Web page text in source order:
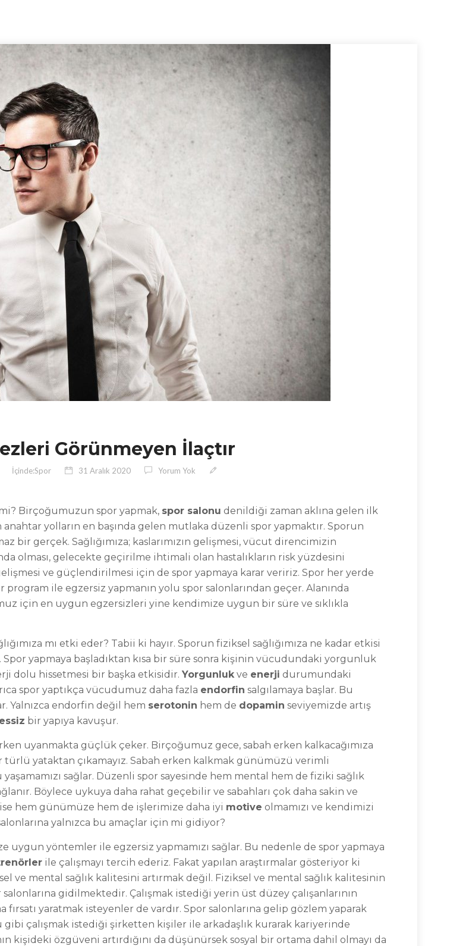
Görünmeyen İlaçtır
İçinde:Spor 31 Aralık 2020 Yorum Yok
mi? Birçoğumuzun spor yapmak, spor salonu denildiği zaman aklına gelen ilk
anahtar yolların en başında gelen mutlaka düzenli spor yapmaktır. Sporun
bir gerçek. Sağlığımıza; kaslarımızın gelişmesi, vücut direncimizin
olması, gelecekte geçirilme ihtimali olan hastalıkların risk yüzdesini
ve güçlendirilmesi için de spor yapmaya karar veririz. Spor her yerde
ile egzersiz yapmanın yolu spor salonlarından geçer. Alanında
için en uygun egzersizleri yine kendimize uygun bir süre ve sıklıkla
mı etki eder? Tabii ki hayır. Sporun fiziksel sağlığımıza ne kadar etkisi
Spor yapmaya başladıktan kısa bir süre sonra kişinin vücudundaki yorgunluk
dolu hissetmesi bir başka etkisidir. Yorgunlukve enerji durumundaki
spor yaptıkça vücudumuz daha fazla endorfin salgılamaya başlar. Bu
Yalnızca endorfin değil hem serotonin hem de dopamin seviyemizde artış
bir yapıya kavuşur.
uyanmakta güçlük çeker. Birçoğumuz gece, sabah erken kalkacağımıza
yataktan çıkamayız. Sabah erken kalkmak günümüzü verimli
sağlar. Düzenli spor sayesinde hem mental hem de fiziki sağlık
Böylece uykuya daha rahat geçebilir ve sabahları çok daha sakin ve
hem günümüze hem de işlerimize daha iyi motive olmamızı ve kendimizi
yalnızca bu amaçlar için mi gidiyor?
yöntemler ile egzersiz yapmamızı sağlar. Bu nedenle de spor yapmaya
ile çalışmayı tercih ederiz. Fakat yapılan araştırmalar gösteriyor ki
ve mental sağlık kalitesini artırmak değil. Fiziksel ve mental sağlık kalitesinin
gidilmektedir. Çalışmak istediği yerin üst düzey çalışanlarının
yaratmak isteyenler de vardır. Spor salonlarına gelip gözlem yaparak
çalışmak istediği şirketten kişiler ile arkadaşlık kurarak kariyerinde
kişideki özgüveni artırdığını da düşünürsek sosyal bir ortama dahil olmayı da